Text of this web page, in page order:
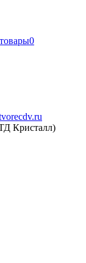
0
Кристалл)